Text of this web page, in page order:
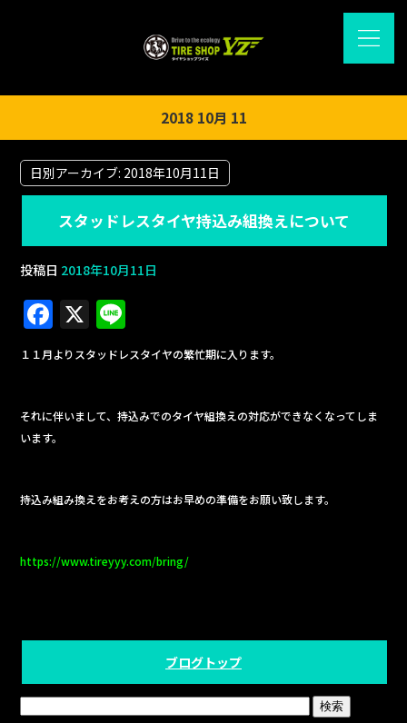
2018 10月 11
日別アーカイブ: 2018年10月11日
スタッドレスタイヤ持込み組換えについて
投稿日 2018年10月11日
F
a
c
e
b
o
k
X
n
e
１１月よりスタッドレスタイヤの繁忙期に入ります。
それに伴いまして、持込みでのタイヤ組換えの対応ができなくなってしま
います。
持込み組み換えをお考えの方はお早めの準備をお願い致します。
https://www.tireyyy.com/bring/
ブログトップ